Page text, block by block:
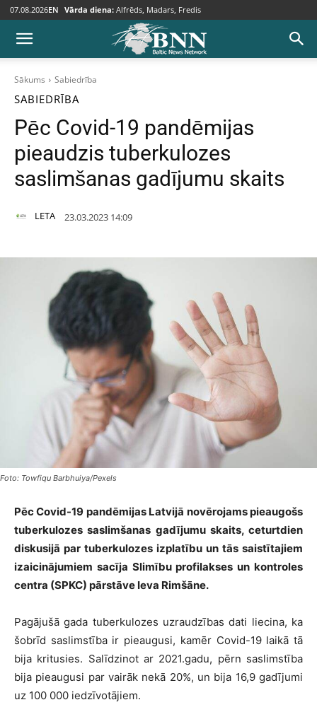
07.08.2026EN Vārda diena: Alfrēds, Madars, Fredis
Sākums Sabiedrība
SABIEDRĪBA
Pēc Covid-19 pandēmijas
pieaudzis tuberkulozes
saslimšanas gadījumu skaits
LETA 23.03.2023 14:09
Foto: Towfiqu Barbhuiya/Pexels
Pēc Covid-19 pandēmijas Latvijā novērojams pieaugošs
tuberkulozes saslimšanas gadījumu skaits, ceturtdien
diskusijā par tuberkulozes izplatību un tās saistītajiem
izaicinājumiem sacīja Slimību profilakses un kontroles
centra (SPKC) pārstāve Ieva Rimšāne.
Pagājušā gada tuberkulozes uzraudzības dati liecina, ka
šobrīd saslimstība ir pieaugusi, kamēr Covid-19 laikā tā
bija kritusies. Salīdzinot ar 2021.gadu, pērn saslimstība
bija pieaugusi par vairāk nekā 20%, un bija 16,9 gadījumi
uz 100 000 iedzīvotājiem.